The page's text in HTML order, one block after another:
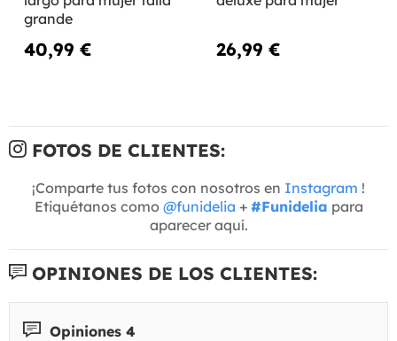
grande
40,99 € 26,99 €
FOTOS DE CLIENTES:
¡Comparte tus fotos con nosotros en Instagram !
Etiquétanos como @funidelia + #Funidelia para
aparecer aquí.
OPINIONES DE LOS CLIENTES:
Opiniones 4